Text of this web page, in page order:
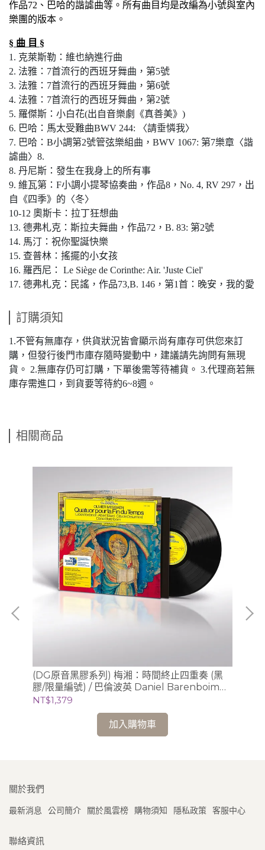
作品72 、巴哈的諧謔曲等。所有曲目均是改編為小號與室內
樂團的版本。
§ 曲 目 §
1. 克萊斯勒：維也納進行曲
2. 法雅： 7首流行的西班牙舞曲，第5號
3. 法雅： 7首流行的西班牙舞曲，第6號
4. 法雅： 7首流行的西班牙舞曲，第2號
5. 羅傑斯：小白花(出自音樂劇《真善美》 )
6. 巴哈：馬太受難曲BWV 244:
〈請垂憐我〉
7. 巴哈： B小調第2號管弦樂組曲， BWV 1067: 第7樂章〈諧
謔曲〉 8.
8. 丹尼斯：發生在我身上的所有事
9. 維瓦第： F小調小提琴協奏曲，作品8 ， No. 4, RV 297 ，出
自《四季》的〈冬〉
10-12 奧斯卡：拉丁狂想曲
13. 德弗札克：斯拉夫舞曲，作品72 ， B. 83: 第2號
14. 馬汀：祝你聖誕快樂
15. 查普林：搖擺的小女孩
16. 羅西尼： Le Siège de Corinthe: Air. 'Juste Ciel'
17. 德弗札克：民謠，作品73,B. 146 ，第1首：晚安，我的愛
訂購須知
1.不管有無庫存，供貨狀況皆會顯示尚有庫存可供您來訂
購，但發行後門市庫存隨時變動中，建議請先詢問有無現
貨。 2.無庫存仍可訂購，下單後需等待補貨。 3.代理商若無
庫存需進口，到貨要等待約6~8週。
相關商品
(DG原音黑膠系列) 梅湘：時間終止四重奏 (黑
膠/限量編號) / 巴倫波英 Daniel Barenboim
(鋼琴)
NT$1,379
加入購物車
關於我們
最新消息 公司簡介 關於風雲榜 購物須知 隱私政策 客服中心
聯絡資訊